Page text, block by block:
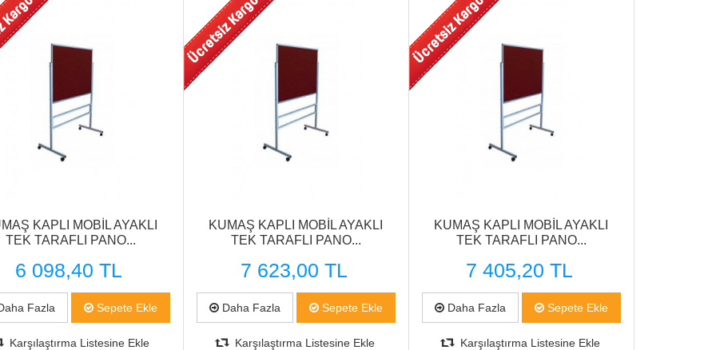
KAPLI MOBİL AYAKLI
TEK TARAFLI PANO...
6 098,40 TL
Fazla Sepete Ekle
Karşılaştırma Listesine Ekle
KUMAŞ KAPLI MOBİL AYAKLI
TEK TARAFLI PANO...
7 623,00 TL
Daha Fazla Sepete Ekle
Karşılaştırma Listesine Ekle
KUMAŞ KAPLI MOBİL AYAKLI
TEK TARAFLI PANO...
7 405,20 TL
Daha Fazla Sepete Ekle
Karşılaştırma Listesine Ekle